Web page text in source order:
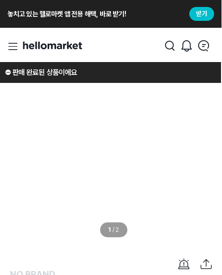
놓치고 있는 헬로마켓 앱 전용 해택, 바로 받기! 받기
1 / 2
⛔️ 판매 완료된 상품이에요